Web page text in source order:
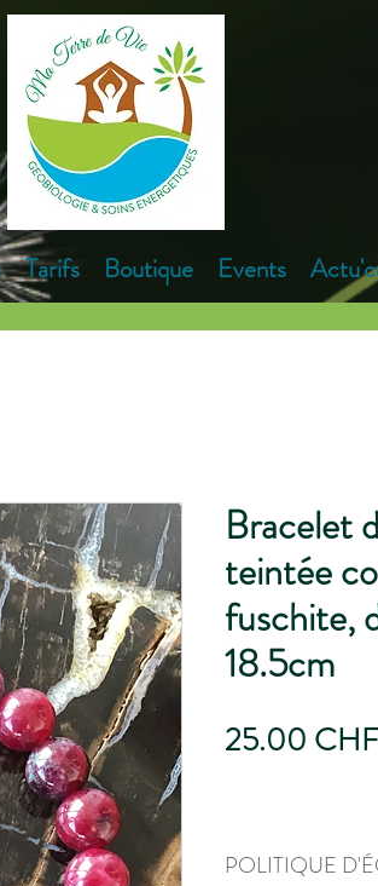
Tarifs Boutique Events
Bracelet
teintée
fuschite,
18.5cm
25.00 CHF
POLITIQUE